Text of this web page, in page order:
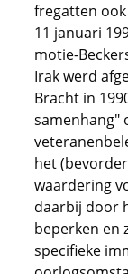
fregatten
11 januari
motie-
Irak werd
Bracht in
samenhang"
het
waardering
daarbij door
beperken en
specifieke